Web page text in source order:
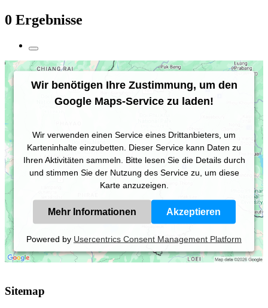
0 Ergebnisse
Wir benötigen Ihre Zustimmung, um den
Google Maps-Service zu laden!
Wir verwenden einen Service eines Drittanbieters, um
Karteninhalte einzubetten. Dieser Service kann Daten zu
Ihren Aktivitäten sammeln. Bitte lesen Sie die Details durch
und stimmen Sie der Nutzung des Service zu, um diese
Karte anzuzeigen.
Mehr Informationen Akzeptieren
Powered by Usercentrics Consent Management Platform
Sitemap